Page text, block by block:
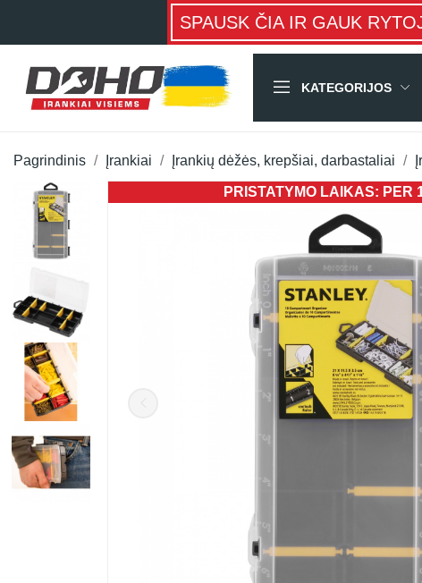
SPAUSK ČIA IR GAUK
KATEGORIJOS
Pagrindinis Įrankiai Įrankių dėžės, krepšiai, darbastaliai
PRISTATYMO LAIKAS: PER